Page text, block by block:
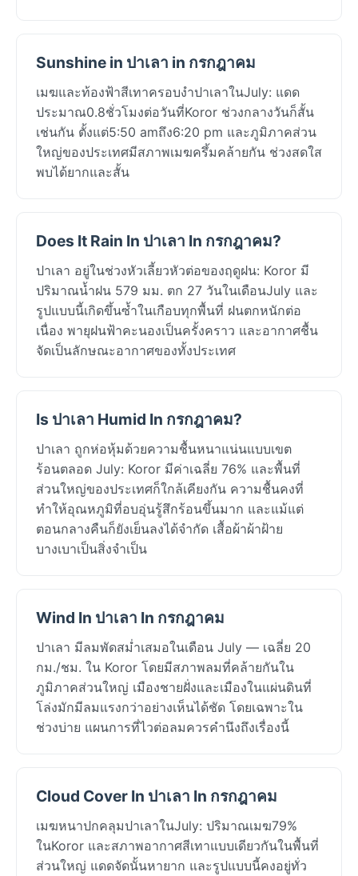
Sunshine in ปาเลา in กรกฎาคม
เมฆและท้องฟ้าสีเทาครอบงำปาเลาในJuly: แดด
ประมาณ0.8ชั่วโมงต่อวันที่Koror ช่วงกลางวันก็สั้น
เช่นกัน ตั้งแต่5:50 amถึง6:20 pm และภูมิภาคส่วน
ใหญ่ของประเทศมีสภาพเมฆครึ้มคล้ายกัน ช่วงสดใส
พบได้ยากและสั้น
Does It Rain In ปาเลา In กรกฎาคม?
ปาเลา อยู่ในช่วงหัวเลี้ยวหัวต่อของฤดูฝน: Koror มี
ปริมาณน้ำฝน 579 มม. ตก 27 วันในเดือนJuly และ
รูปแบบนี้เกิดขึ้นซ้ำในเกือบทุกพื้นที่ ฝนตกหนักต่อ
เนื่อง พายุฝนฟ้าคะนองเป็นครั้งคราว และอากาศชื้น
จัดเป็นลักษณะอากาศของทั้งประเทศ
Is ปาเลา Humid In กรกฎาคม?
ปาเลา ถูกห่อหุ้มด้วยความชื้นหนาแน่นแบบเขต
ร้อนตลอด July: Koror มีค่าเฉลี่ย 76% และพื้นที่
ส่วนใหญ่ของประเทศก็ใกล้เคียงกัน ความชื้นคงที่
ทำให้อุณหภูมิที่อบอุ่นรู้สึกร้อนขึ้นมาก และแม้แต่
ตอนกลางคืนก็ยังเย็นลงได้จำกัด เสื้อผ้าผ้าฝ้าย
บางเบาเป็นสิ่งจำเป็น
Wind In ปาเลา In กรกฎาคม
ปาเลา มีลมพัดสม่ำเสมอในเดือน July — เฉลี่ย 20
กม./ชม. ใน Koror โดยมีสภาพลมที่คล้ายกันใน
ภูมิภาคส่วนใหญ่ เมืองชายฝั่งและเมืองในแผ่นดินที่
โล่งมักมีลมแรงกว่าอย่างเห็นได้ชัด โดยเฉพาะใน
ช่วงบ่าย แผนการที่ไวต่อลมควรคำนึงถึงเรื่องนี้
Cloud Cover In ปาเลา In กรกฎาคม
เมฆหนาปกคลุมปาเลาในJuly: ปริมาณเมฆ79%
ในKoror และสภาพอากาศสีเทาแบบเดียวกันในพื้นที่
ส่วนใหญ่ แดดจัดนั้นหายาก และรูปแบบนี้คงอยู่ทั่ว